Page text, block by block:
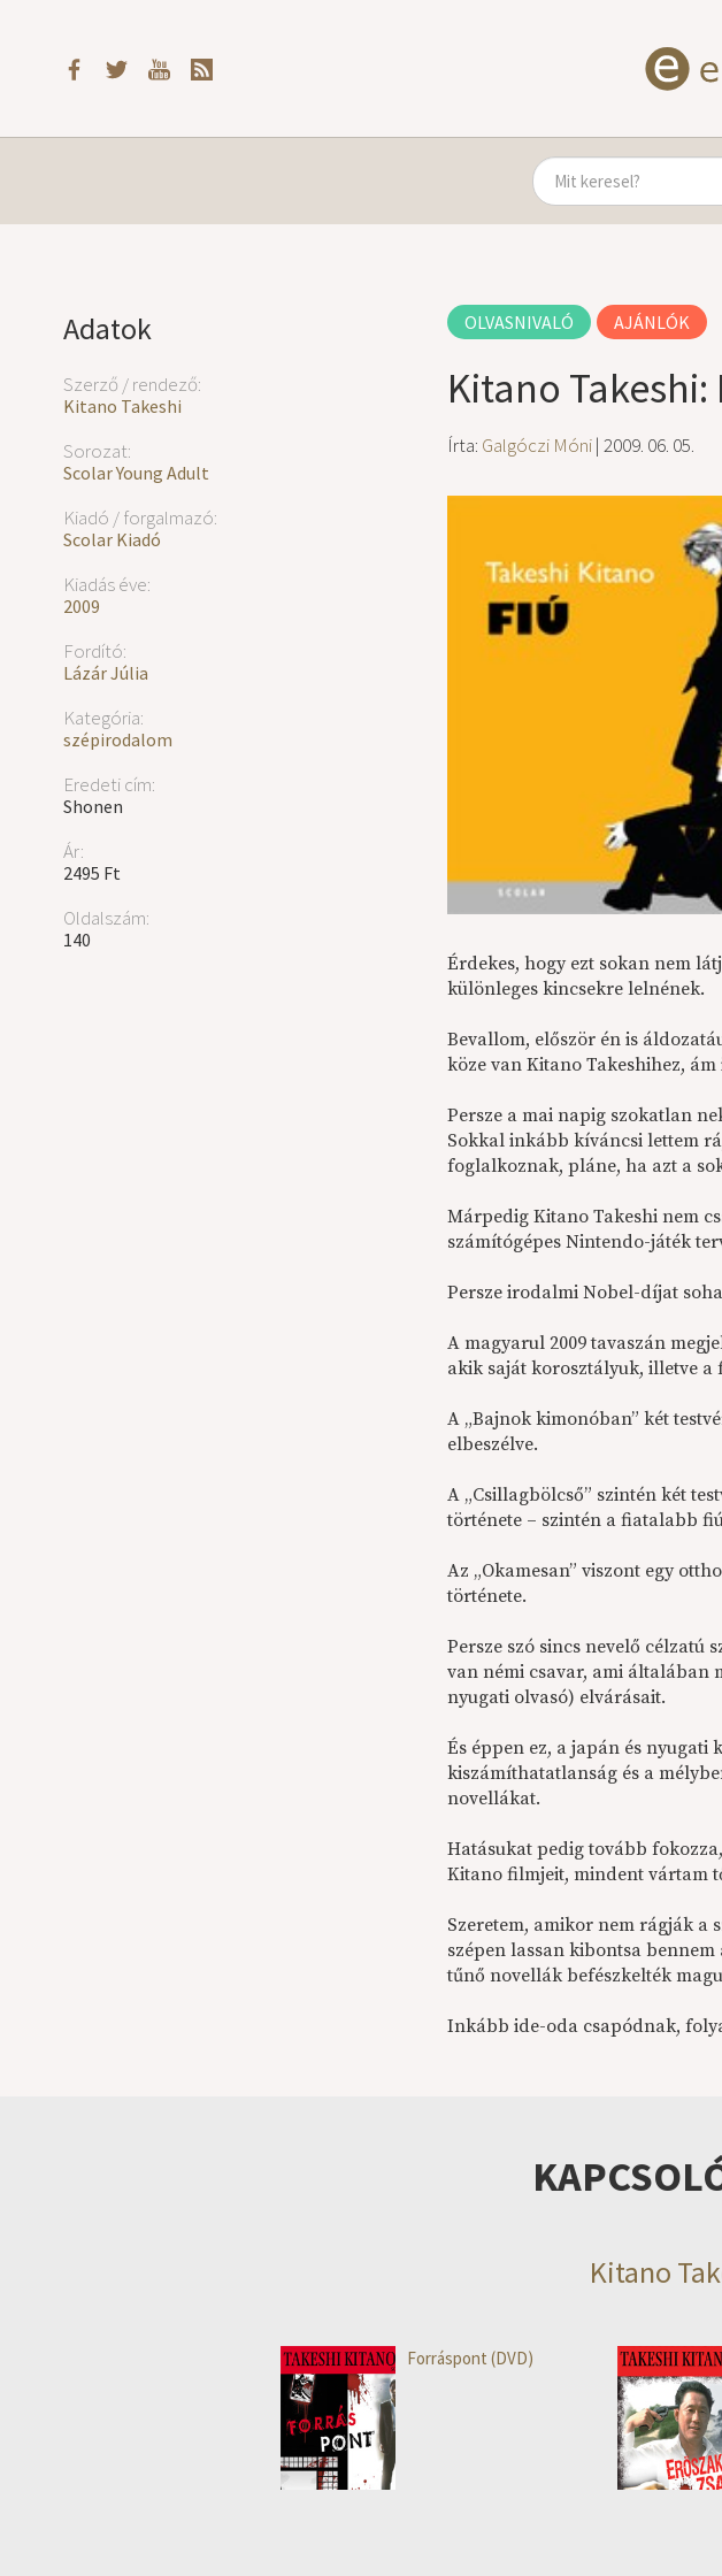
Adatok
Szerző / rendező:
Kitano Takeshi
Sorozat:
Scolar Young Adult
Kiadó / forgalmazó:
Scolar Kiadó
Kiadás éve:
2009
Fordító:
Lázár Júlia
Kategória:
szépirodalom
Eredeti cím:
Shonen
Ár:
2495 Ft
Oldalszám:
140
OLVASNIVALÓ AJÁNLÓK
Kitano Takeshi:
Írta: Galgóczi Móni| 2009. 06. 05.
Érdekes, hogy ezt sokan nem
különleges kincsekre lelnének.
Bevallom, először én is
köze van Kitano Takeshihez,
Persze a mai napig szokatlan
Sokkal inkább kíváncsi lettem
foglalkoznak, pláne, ha azt a
Márpedig Kitano Takeshi nem
számítógépes Nintendo-játék
Persze irodalmi Nobel-díjat
A magyarul 2009 tavaszán
akik saját korosztályuk, illetve
A „Bajnok kimonóban” két
elbeszélve.
A „Csillagbölcső” szintén két
története – szintén a fiatalabb
Az „Okamesan” viszont egy
története.
Persze szó sincs nevelő célzatú
van némi csavar, ami általában
nyugati olvasó) elvárásait.
És éppen ez, a japán és
kiszámíthatatlanság és a
novellákat.
Hatásukat pedig tovább
Kitano filmjeit, mindent vártam
Szeretem, amikor nem rágják a
szépen lassan kibontsa
tűnő novellák befészkelték
Inkább ide-oda csapódnak,
Kitano
Forráspont (DVD)